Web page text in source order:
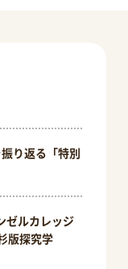
り返る「特別
ゼルカレッジ
版探究学